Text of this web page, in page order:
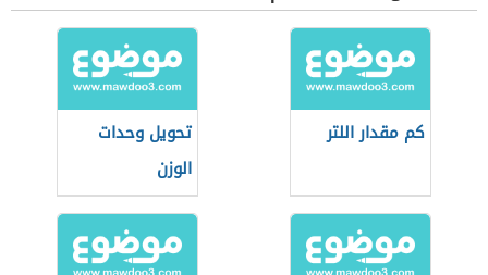
كم مقدار اللتر
تحويل وحدات
الوزن